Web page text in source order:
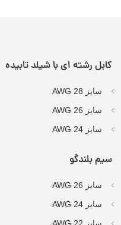
کابل رشته ای با شیلد تابیده
سایز AWG 28
سایز AWG 26
سایز AWG 24
سیم بلندگو
سایز AWG 26
سایز AWG 24
سایز AWG 22